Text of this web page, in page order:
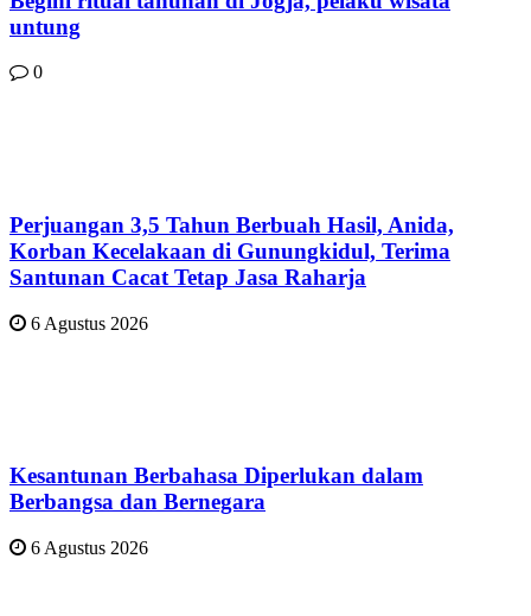
untung
0
Perjuangan 3,5 Tahun Berbuah Hasil, Anida,
Korban Kecelakaan di Gunungkidul, Terima
Santunan Cacat Tetap Jasa Raharja
6 Agustus 2026
Kesantunan Berbahasa Diperlukan dalam
Berbangsa dan Bernegara
6 Agustus 2026